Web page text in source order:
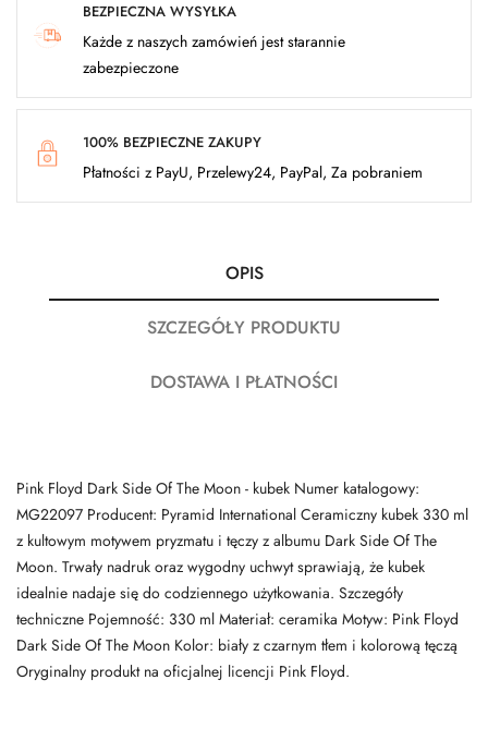
BEZPIECZNA WYSYŁKA
Każde z naszych zamówień jest starannie
zabezpieczone
100% BEZPIECZNE ZAKUPY
Płatności z PayU, Przelewy24, PayPal, Za pobraniem
OPIS
SZCZEGÓŁY PRODUKTU
DOSTAWA I PŁATNOŚCI
Pink Floyd Dark Side Of The Moon - kubek Numer katalogowy:
MG22097 Producent: Pyramid International Ceramiczny kubek 330 ml
z kultowym motywem pryzmatu i tęczy z albumu Dark Side Of The
Moon. Trwały nadruk oraz wygodny uchwyt sprawiają, że kubek
idealnie nadaje się do codziennego użytkowania. Szczegóły
techniczne Pojemność: 330 ml Materiał: ceramika Motyw: Pink Floyd
Dark Side Of The Moon Kolor: biały z czarnym tłem i kolorową tęczą
Oryginalny produkt na oficjalnej licencji Pink Floyd.